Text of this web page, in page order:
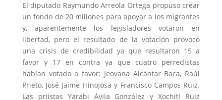
El diputado Raymundo Arreola Ortega propuso crear
un fondo de 20 millones para apoyar a los migrantes
y, aparentemente los legisladores votaron en
libertad, pero el resultado de la votación provocó
una crisis de credibilidad ya que resultaron 15 a
favor y 17 en contra ya que cuatro perredistas
habían votado a favor: Jeovana Alcántar Baca, Raúl
Prieto, José Jaime Hinojosa y Francisco Campos Ruiz.
Las priístas Yarabi Ávila González y Xochitl Ruiz